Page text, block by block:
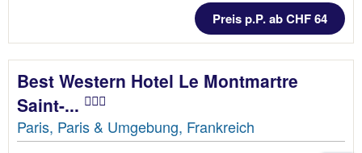
Preis p.P. ab CHF 64
Best Western Hotel Le Montmartre
Saint-...
Paris, Paris & Umgebung, Frankreich